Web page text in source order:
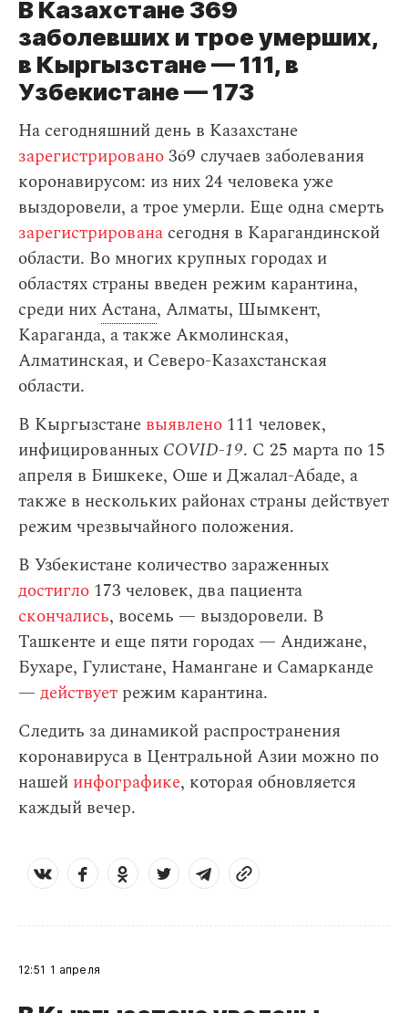
В Казахстане 369
заболевших и трое умерших,
в Кыргызстане — 111, в
Узбекистане — 173
На сегодняшний день в Казахстане
зарегистрировано369 случаев заболевания
коронавирусом: из них 24 человека уже
выздоровели, а трое умерли. Еще одна смерть
зарегистрирована сегодня в Карагандинской
области. Во многих крупных городах и
областях страны введен режим карантина,
среди нихАстана, Алматы, Шымкент,
Караганда, а также Акмолинская,
Алматинская, и Северо-Казахстанская
области.
В Кыргызстане выявлено 111 человек,
инфицированных COVID-19. С 25 марта по 15
апреля в Бишкеке, Оше и Джалал-Абаде, а
также в нескольких районах страны действует
режим чрезвычайного положения.
В Узбекистане количество зараженных
достигло 173 человек, два пациента
скончались, восемь — выздоровели. В
Ташкенте и еще пяти городах — Андижане,
Бухаре, Гулистане, Намангане и Самарканде
— действует режим карантина.
Следить за динамикой распространения
коронавируса в Центральной Азии можно по
нашей инфографике, которая обновляется
каждый вечер.
12:51 1 апреля